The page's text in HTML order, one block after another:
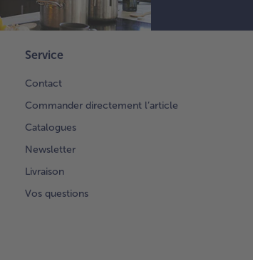
Service
Contact
Commander directement l’article
Catalogues
Newsletter
Livraison
Vos questions